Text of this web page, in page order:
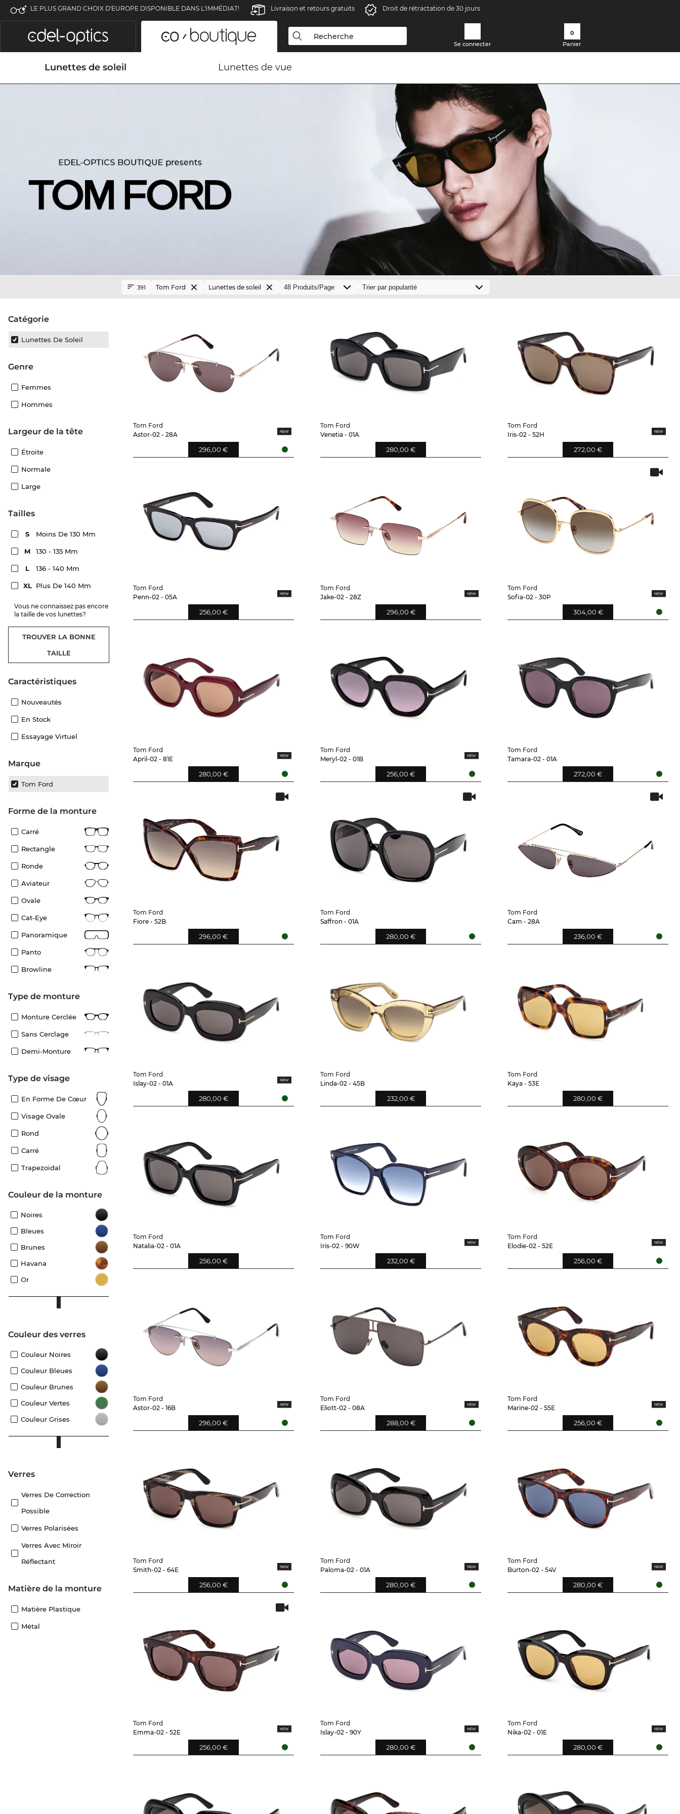
LE PLUS GRAND CHOIX D'EUROPE DISPONIBLE DANS L'IMMÉDIAT! Livraison et retours gratuits Droit de rétractation de 30 jours
Se connecter
0
Panier
Lunettes de soleil Lunettes de vue
Catégorie
Lunettes De Soleil
Genre
Femmes
Hommes
Largeur de la tête
Étroite
Normale
Large
Tailles
S Moins De 130 Mm
M 130 - 135 Mm
L 136 - 140 Mm
XL Plus De 140 Mm
Vous ne connaissez pas encore
la taille de vos lunettes?
TROUVER LA BONNE
TAILLE
Caractéristiques
Nouveautés
En Stock
Essayage Virtuel
Marque
Tom Ford
Forme de la monture
Carré
Rectangle
Ronde
Aviateur
Ovale
Cat-Eye
Panoramique
Panto
Browline
Type de monture
Monture Cerclée
Sans Cerclage
Demi-Monture
Type de visage
En Forme De Cœur
Visage Ovale
Rond
Carré
Trapezoïdal
Couleur de la monture
Noires
Bleues
Brunes
Havana
Or
Couleur des verres
Couleur Noires
Couleur Bleues
Couleur Brunes
Couleur Vertes
Couleur Grises
Verres
Verres De Correction
Possible
Verres Polarisées
Verres Avec Miroir
Réflectant
Matière de la monture
Matière Plastique
Métal
391 Tom Ford Lunettes de soleil
Tom Ford
Astor-02 - 28A
296,00 €
Tom Ford
Venetia - 01A
280,00 €
Tom Ford
Iris-02 - 52H
272,00 €
Tom Ford
Penn-02 - 05A
256,00 €
Tom Ford
Jake-02 - 28Z
296,00 €
Tom Ford
Sofia-02 - 30P
304,00 €
Tom Ford
April-02 - 81E
280,00 €
Tom Ford
Meryl-02 - 01B
256,00 €
Tom Ford
Tamara-02 - 01A
272,00 €
Tom Ford
Fiore - 52B
296,00 €
Tom Ford
Saffron - 01A
280,00 €
Tom Ford
Cam - 28A
236,00 €
Tom Ford
Islay-02 - 01A
280,00 €
Tom Ford
Linda-02 - 45B
232,00 €
Tom Ford
Kaya - 53E
280,00 €
Tom Ford
Natalia-02 - 01A
256,00 €
Tom Ford
Iris-02 - 90W
232,00 €
Tom Ford
Elodie-02 - 52E
256,00 €
Tom Ford
Astor-02 - 16B
296,00 €
Tom Ford
Eliott-02 - 08A
288,00 €
Tom Ford
Marine-02 - 55E
256,00 €
Tom Ford
Smith-02 - 64E
256,00 €
Tom Ford
Paloma-02 - 01A
280,00 €
Tom Ford
Burton-02 - 54V
280,00 €
Tom Ford
Emma-02 - 52E
256,00 €
Tom Ford
Islay-02 - 90Y
280,00 €
Tom Ford
Nika-02 - 01E
280,00 €